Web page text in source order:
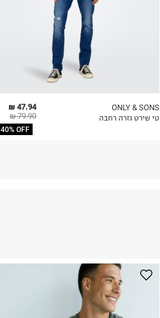
47.94 ₪
79.90 ₪
40% OFF
ONLY & SONS
טי שירט גזרה רחבה